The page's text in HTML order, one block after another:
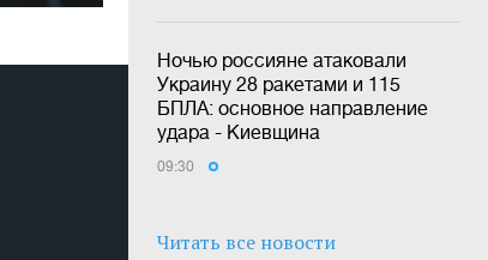
Ночью россияне атаковали
Украину 28 ракетами и 115
БПЛА: основное направление
удара - Киевщина
09:30
Читать все новости